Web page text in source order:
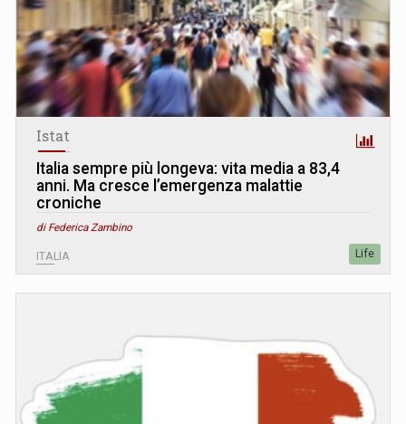
Istat
Italia sempre più longeva: vita media a 83,4
anni. Ma cresce l’emergenza malattie
croniche
di Federica Zambino
ITALIA Life